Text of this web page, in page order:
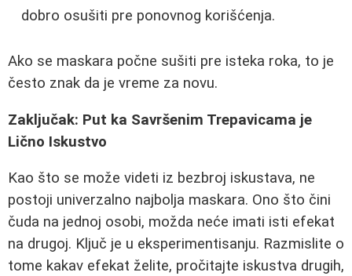
dobro osušiti pre ponovnog korišćenja.
Ako se maskara počne sušiti pre isteka roka, to je
često znak da je vreme za novu.
Zaključak: Put ka Savršenim Trepavicama je
Lično Iskustvo
Kao što se može videti iz bezbroj iskustava, ne
postoji univerzalno najbolja maskara. Ono što čini
čuda na jednoj osobi, možda neće imati isti efekat
na drugoj. Ključ je u eksperimentisanju. Razmislite o
tome kakav efekat želite, pročitajte iskustva drugih,